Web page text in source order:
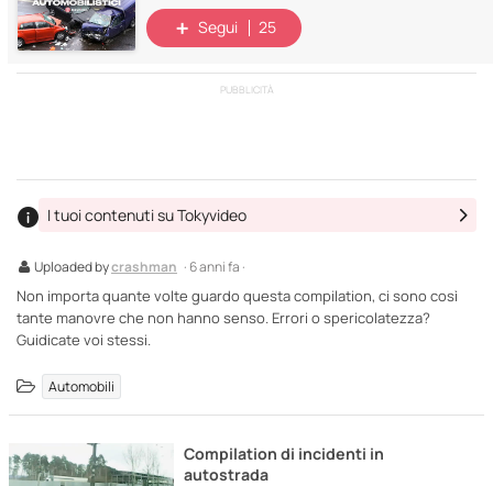
Segui 25
PUBBLICITÀ
Uploaded bycrashman · 6 anni fa ·
I tuoi contenuti su Tokyvideo
Non importa quante volte guardo questa compilation, ci sono così
tante manovre che non hanno senso. Errori o spericolatezza?
Guidicate voi stessi.
Automobili
Compilation di incidenti in
autostrada